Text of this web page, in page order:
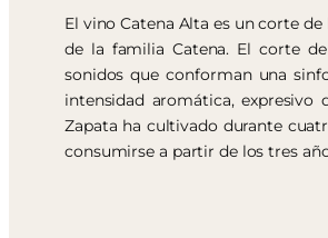
El vino Catena Alta es un corte
de la familia Catena. El corte
sonidos que conforman una
intensidad aromática,
Zapata ha cultivado durante
consumirse a partir de los tres